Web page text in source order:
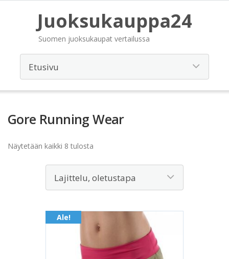
Juoksukauppa24
Suomen juoksukaupat vertailussa
Gore Running Wear
Näytetään kaikki 8 tulosta
Ale!